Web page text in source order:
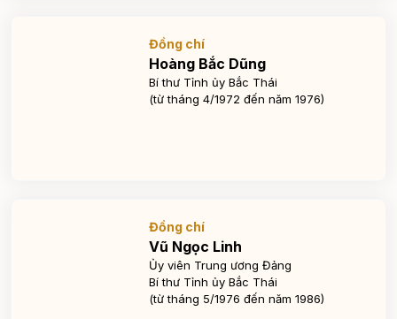
Đồng chí
Hoàng Bắc Dũng
Bí thư Tỉnh ủy Bắc Thái
(từ tháng 4/1972 đến năm 1976)
Đồng chí
Vũ Ngọc Linh
Ủy viên Trung ương Đảng
Bí thư Tỉnh ủy Bắc Thái
(từ tháng 5/1976 đến năm 1986)